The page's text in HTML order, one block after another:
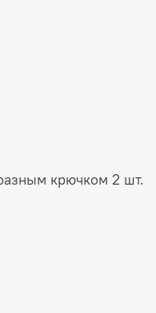
использовать
каждым
атмосфере вашего
крючком 2 шт.